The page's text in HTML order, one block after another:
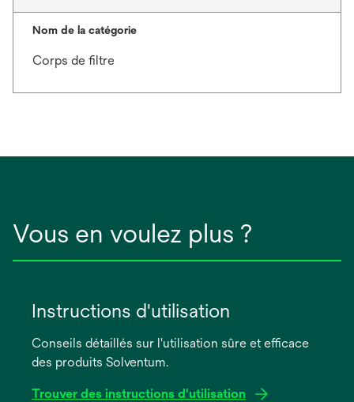
Nom de la catégorie
Corps de filtre
Vous en voulez plus ?
Instructions d'utilisation
Conseils détaillés sur l'utilisation sûre et efficace
des produits Solventum.
Trouver des instructions d'utilisation